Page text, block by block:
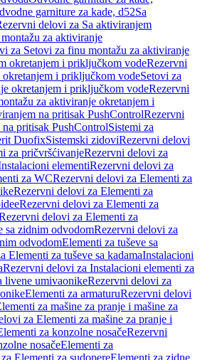
garniture za kade, d52Sa
delovi za Sa aktiviranjem
za aktiviranje
za Setovi za finu montažu za aktiviranje
okretanjem i priključkom vodeRezervni
i priključkom vodeSetovi za
okretanjem i priključkom vodeRezervni
za aktiviranje okretanjem i
na pritisak PushControlRezervni
pritisak PushControlSistemi za
DuofixSistemski zidoviRezervni delovi
za pričvršćivanjeRezervni delovi za
elementiRezervni delovi za
za WCRezervni delovi za Elementi za
Rezervni delovi za Elementi za
Rezervni delovi za Elementi za
delovi za Elementi za
sa zidnim odvodomRezervni delovi za
odvodomElementi za tuševe sa
Elementi za tuševe sa kadamaInstalacioni
Rezervni delovi za Instalacioni elementi za
livene umivaonikeRezervni delovi za
Elementi za armaturuRezervni delovi
za mašine za pranje i mašine za
za Elementi za mašine za pranje i
za konzolne nosačeRezervni
nosačeElementi za
Elementi za sudopereElementi za zidne